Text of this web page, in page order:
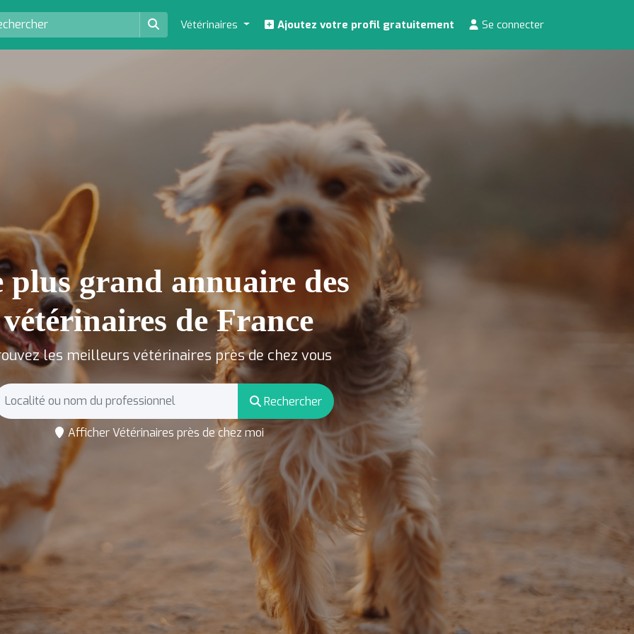
Vétérinaires Ajoutez votre profil gratuitement Se connecter
plus grand annuaire des
vétérinaires de France
les meilleurs vétérinaires près de chez vous
Rechercher
Afficher Vétérinaires près de chez moi